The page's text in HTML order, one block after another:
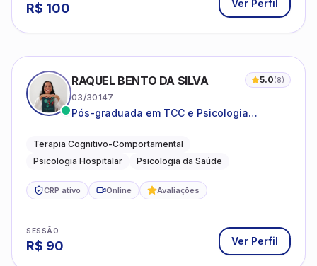
R$ 100 Ver Perfil
RAQUEL BENTO DA SILVA 5.0(8)
03/30147
Pós-graduada em TCC e Psicologia
Terapia Cognitivo-Comportamental
Psicologia Hospitalar
Psicologia da Saúde
CRP ativo Online Avaliações
SESSÃO
R$ 90 Ver Perfil